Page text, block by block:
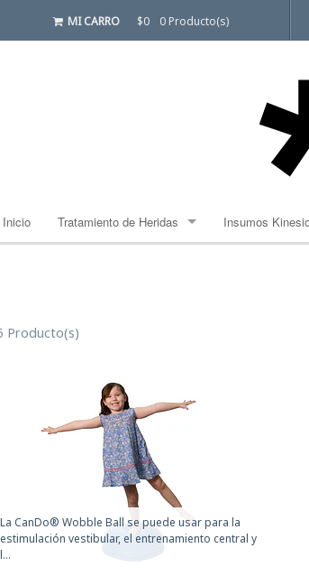
MI CARRO $0 0 Producto(s)
Inicio Tratamiento de Heridas Insumos
Producto(s)
La CanDo® Wobble Ball se puede usar para la
estimulación vestibular, el entrenamiento central y
l...